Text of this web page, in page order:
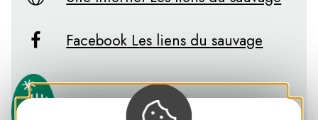
Facebook Les liens du sauvage